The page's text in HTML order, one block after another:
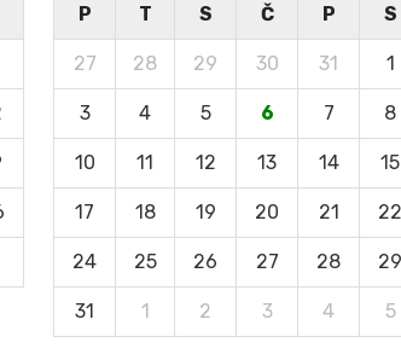
P T S Č P S
27 28 29 30 31 1
3 4 5 6 7 8
10 11 12 13 14 15
17 18 19 20 21 22
24 25 26 27 28 29
31 1 2 3 4 5